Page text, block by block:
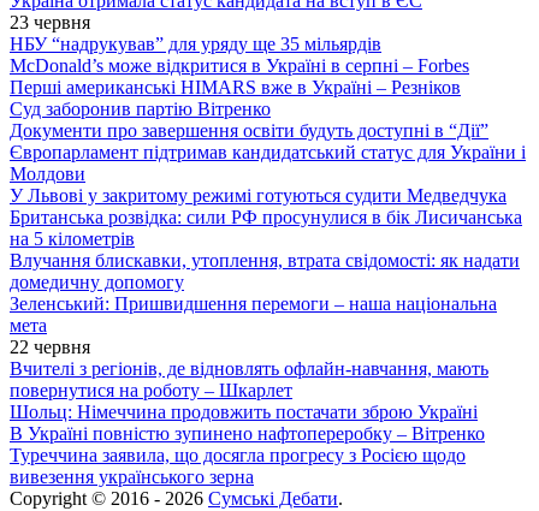
23 червня
НБУ “надрукував” для уряду ще 35 мільярдів
McDonald’s може відкритися в Україні в серпні – Forbes
Перші американські HIMARS вже в Україні – Резніков
Суд заборонив партію Вітренко
Документи про завершення освіти будуть доступні в “Дії”
Європарламент підтримав кандидатський статус для України і
Молдови
У Львові у закритому режимі готуються судити Медведчука
Британська розвідка: сили РФ просунулися в бік Лисичанська
на 5 кілометрів
Влучання блискавки, утоплення, втрата свідомості: як надати
домедичну допомогу
Зеленський: Пришвидшення перемоги – наша національна
мета
22 червня
Вчителі з регіонів, де відновлять офлайн-навчання, мають
повернутися на роботу – Шкарлет
Шольц: Німеччина продовжить постачати зброю Україні
В Україні повністю зупинено нафтопереробку – Вітренко
Туреччина заявила, що досягла прогресу з Росією щодо
вивезення українського зерна
Copyright © 2016 - 2026 Сумські Дебати.